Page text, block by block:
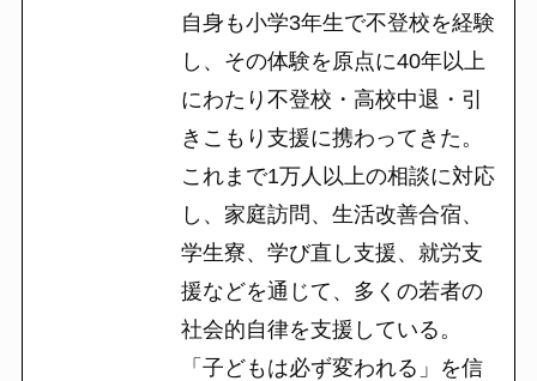
自身も小学3年生で不登校を経験
し、その体験を原点に40年以上
にわたり不登校・高校中退・引
きこもり支援に携わってきた。
これまで1万人以上の相談に対応
し、家庭訪問、生活改善合宿、
学生寮、学び直し支援、就労支
援などを通じて、多くの若者の
社会的自律を支援している。
「子どもは必ず変われる」を信